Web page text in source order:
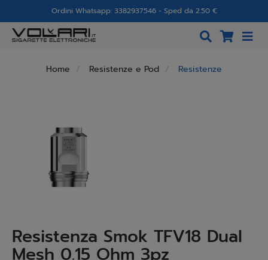
Ordini Whatsapp: 3382937546 - Sped da 2.50 €
Home Resistenze e Pod Resistenze
Resistenza Smok TFV18 Dual
Mesh 0.15 Ohm 3pz